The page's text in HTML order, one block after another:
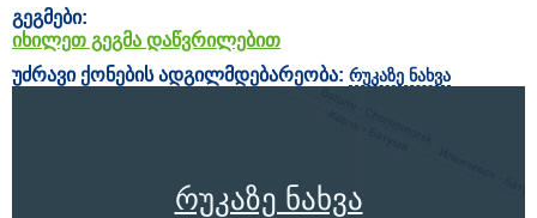
გეგმები:
იხილეთ გეგმა დაწვრილებით
უძრავი ქონების ადგილმდებარეობა: რუკაზე ნახვა
რუკაზე ნახვა